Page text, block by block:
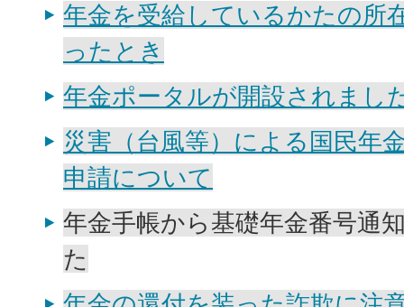
年金を受給しているかたの所
ったとき
年金ポータルが開設されまし
災害（台風等）による国民年
申請について
年金手帳から基礎年金番号通
た